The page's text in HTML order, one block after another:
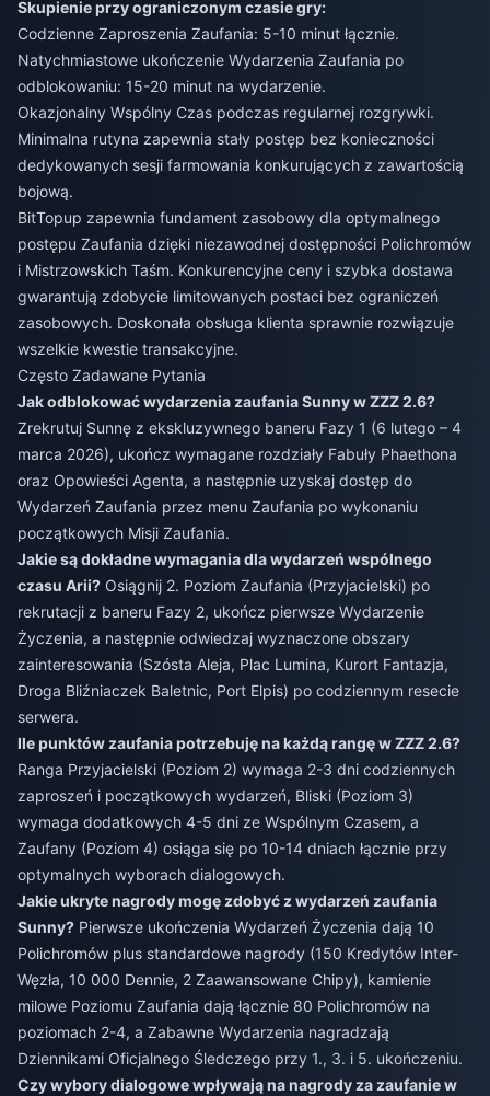
Skupienie przy ograniczonym czasie gry:
Codzienne Zaproszenia Zaufania: 5-10 minut łącznie.
Natychmiastowe ukończenie Wydarzenia Zaufania po
odblokowaniu: 15-20 minut na wydarzenie.
Okazjonalny Wspólny Czas podczas regularnej rozgrywki.
Minimalna rutyna zapewnia stały postęp bez konieczności
dedykowanych sesji farmowania konkurujących z zawartością
bojową.
BitTopup zapewnia fundament zasobowy dla optymalnego
postępu Zaufania dzięki niezawodnej dostępności Polichromów
i Mistrzowskich Taśm. Konkurencyjne ceny i szybka dostawa
gwarantują zdobycie limitowanych postaci bez ograniczeń
zasobowych. Doskonała obsługa klienta sprawnie rozwiązuje
wszelkie kwestie transakcyjne.
Często Zadawane Pytania
Jak odblokować wydarzenia zaufania Sunny w ZZZ 2.6?
Zrekrutuj Sunnę z ekskluzywnego baneru Fazy 1 (6 lutego – 4
marca 2026), ukończ wymagane rozdziały Fabuły Phaethona
oraz Opowieści Agenta, a następnie uzyskaj dostęp do
Wydarzeń Zaufania przez menu Zaufania po wykonaniu
początkowych Misji Zaufania.
Jakie są dokładne wymagania dla wydarzeń wspólnego
czasu Arii? Osiągnij 2. Poziom Zaufania (Przyjacielski) po
rekrutacji z baneru Fazy 2, ukończ pierwsze Wydarzenie
Życzenia, a następnie odwiedzaj wyznaczone obszary
zainteresowania (Szósta Aleja, Plac Lumina, Kurort Fantazja,
Droga Bliźniaczek Baletnic, Port Elpis) po codziennym resecie
serwera.
Ile punktów zaufania potrzebuję na każdą rangę w ZZZ 2.6?
Ranga Przyjacielski (Poziom 2) wymaga 2-3 dni codziennych
zaproszeń i początkowych wydarzeń, Bliski (Poziom 3)
wymaga dodatkowych 4-5 dni ze Wspólnym Czasem, a
Zaufany (Poziom 4) osiąga się po 10-14 dniach łącznie przy
optymalnych wyborach dialogowych.
Jakie ukryte nagrody mogę zdobyć z wydarzeń zaufania
Sunny? Pierwsze ukończenia Wydarzeń Życzenia dają 10
Polichromów plus standardowe nagrody (150 Kredytów Inter-
Węzła, 10 000 Dennie, 2 Zaawansowane Chipy), kamienie
milowe Poziomu Zaufania dają łącznie 80 Polichromów na
poziomach 2-4, a Zabawne Wydarzenia nagradzają
Dziennikami Oficjalnego Śledczego przy 1., 3. i 5. ukończeniu.
Czy wybory dialogowe wpływają na nagrody za zaufanie w